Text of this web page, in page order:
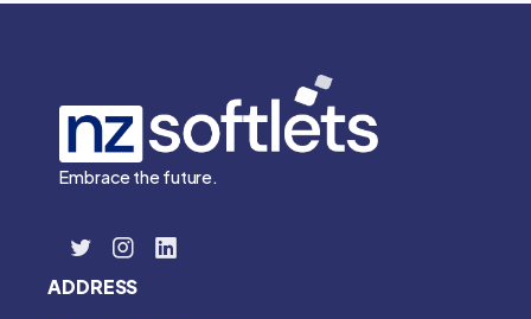
Embrace the future.
ADDRESS